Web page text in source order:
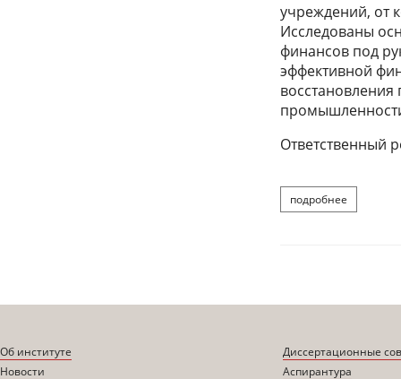
учреждений, от
Исследованы
финансов под
эффективной
Ответственный
подробнее
Об институте
Новости
Диссертационные
Аспирантура